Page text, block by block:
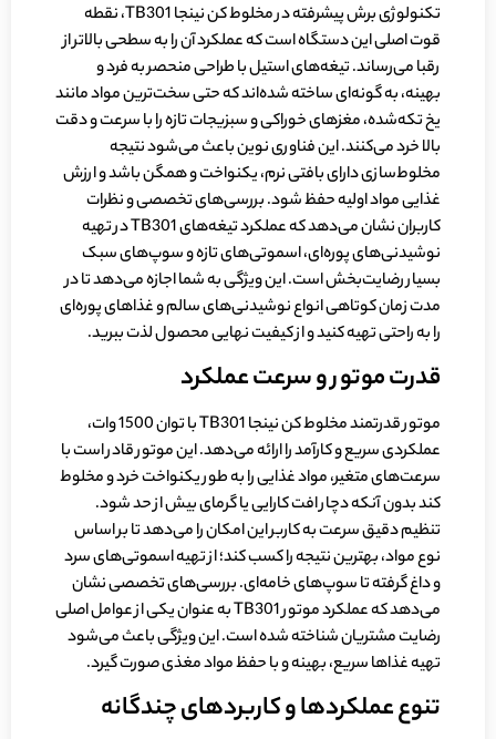
تکنولوژی برش پیشرفته در مخلوط کن نینجا TB301، نقطه
قوت اصلی این دستگاه است که عملکرد آن را به سطحی بالاتر از
رقبا می‌رساند. تیغه‌های استیل با طراحی منحصر به فرد و
بهینه، به گونه‌ای ساخته شده‌اند که حتی سخت‌ترین مواد مانند
یخ تکه‌شده، مغزهای خوراکی و سبزیجات تازه را با سرعت و دقت
بالا خرد می‌کنند. این فناوری نوین باعث می‌شود نتیجه
مخلوط‌سازی دارای بافتی نرم، یکنواخت و همگن باشد و ارزش
غذایی مواد اولیه حفظ شود. بررسی‌های تخصصی و نظرات
کاربران نشان می‌دهد که عملکرد تیغه‌های TB301 در تهیه
نوشیدنی‌های پوره‌ای، اسموتی‌های تازه و سوپ‌های سبک
بسیار رضایت‌بخش است. این ویژگی به شما اجازه می‌دهد تا در
مدت زمان کوتاهی انواع نوشیدنی‌های سالم و غذاهای پوره‌ای
را به راحتی تهیه کنید و از کیفیت نهایی محصول لذت ببرید.
قدرت موتور و سرعت عملکرد
موتور قدرتمند مخلوط کن نینجا TB301 با توان 1500 وات،
عملکردی سریع و کارآمد را ارائه می‌دهد. این موتور قادر است با
سرعت‌های متغیر، مواد غذایی را به طور یکنواخت خرد و مخلوط
کند بدون آنکه دچار افت کارایی یا گرمای بیش از حد شود.
تنظیم دقیق سرعت به کاربر این امکان را می‌دهد تا بر اساس
نوع مواد، بهترین نتیجه را کسب کند؛ از تهیه اسموتی‌های سرد
و داغ گرفته تا سوپ‌های خامه‌ای. بررسی‌های تخصصی نشان
می‌دهد که عملکرد موتور TB301 به عنوان یکی از عوامل اصلی
رضایت مشتریان شناخته شده است. این ویژگی باعث می‌شود
تهیه غذاها سریع، بهینه و با حفظ مواد مغذی صورت گیرد.
تنوع عملکردها و کاربردهای چندگانه